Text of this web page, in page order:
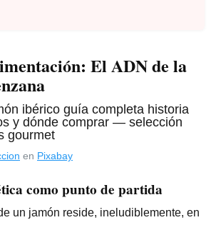
El ADN de la
en Pixabay
como punto de partida
un jamón reside, ineludiblemente, en